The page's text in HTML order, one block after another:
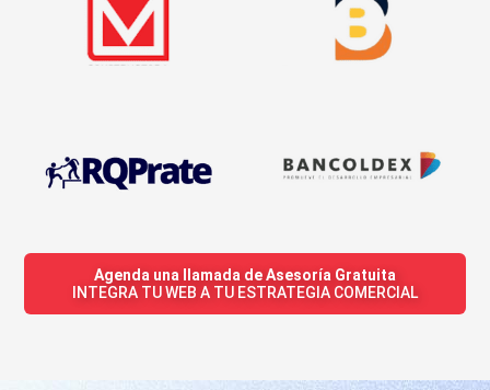
Venta Proyectos De Vivienda
Colocación Créditos De
Libranza
Venta Servicios De
Recuperación Financiera
Acompañamiento
Agenda una llamada de Asesoría Gratuita
INTEGRA TU WEB A TU ESTRATEGIA COMERCIAL